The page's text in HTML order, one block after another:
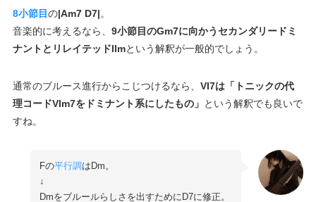
8小節目の|Am7 D7|。
音楽的に考えるなら、 9小節目のGm7に向かうセカンダリードミ
ナントとリレイテッドIImという解釈が一般的でしょう。
通常のブルース進行からこじつけるなら、 VI7は「トニックの代
理コードVIm7をドミナント系にしたもの」 という解釈でも良いで
すね。
Fの平行調 はDm。
↓
Dmをブルールらしさを出すためにD7に修正。